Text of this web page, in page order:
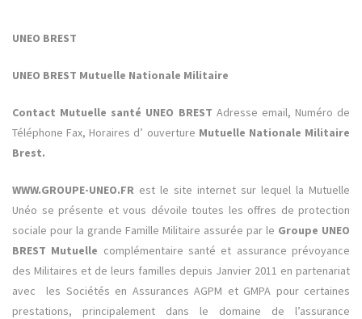
UNEO BREST
UNEO BREST Mutuelle Nationale Militaire
Contact Mutuelle santé UNEO BREST Adresse email, Numéro de
Téléphone Fax, Horaires d’ ouverture Mutuelle Nationale Militaire
Brest.
WWW.GROUPE-UNEO.FR est le site internet sur lequel la Mutuelle
Unéo se présente et vous dévoile toutes les offres de protection
sociale pour la grande Famille Militaire assurée par le Groupe UNEO
BREST Mutuelle complémentaire santé et assurance prévoyance
des Militaires et de leurs familles depuis Janvier 2011 en partenariat
avec les Sociétés en Assurances AGPM et GMPA pour certaines
prestations, principalement dans le domaine de l’assurance